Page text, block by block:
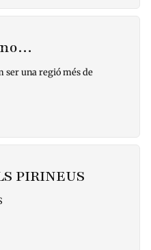
ser una regió més de
PIRINEUS